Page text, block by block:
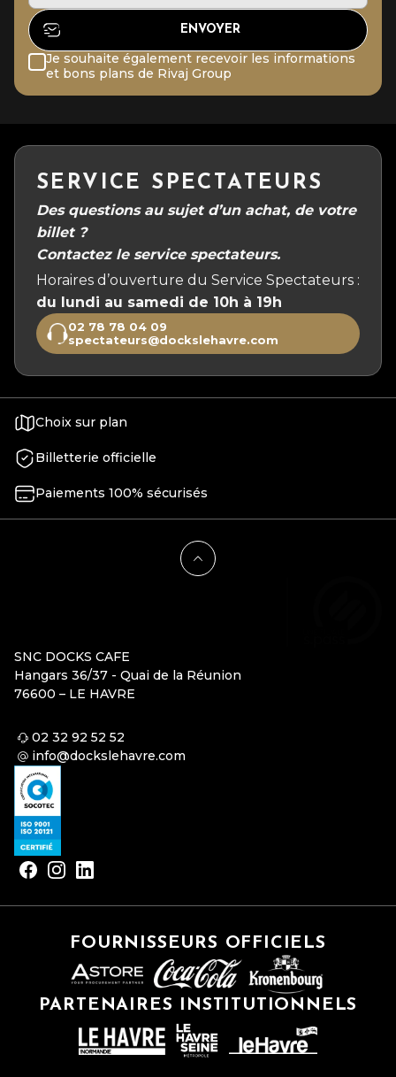
Je souhaite également recevoir les informations
et bons plans de Rivaj Group
SERVICE SPECTATEURS
Des questions au sujet d’un achat, de votre
billet ?
Contactez le service spectateurs.
Horaires d’ouverture du Service Spectateurs :
du lundi au samedi de 10h à 19h
02 78 78 04 09
spectateurs@dockslehavre.com
Choix sur plan
Billetterie officielle
Paiements 100% sécurisés
SNC DOCKS CAFE
Hangars 36/37 - Quai de la Réunion
76600 – LE HAVRE
02 32 92 52 52
info@dockslehavre.com
FOURNISSEURS OFFICIELS
PARTENAIRES INSTITUTIONNELS